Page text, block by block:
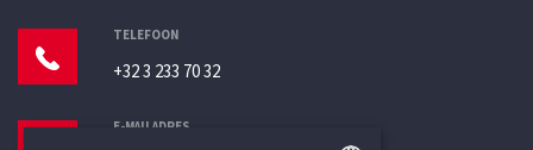
TELEFOON
+32 3 233 70 32
E-MAILADRES